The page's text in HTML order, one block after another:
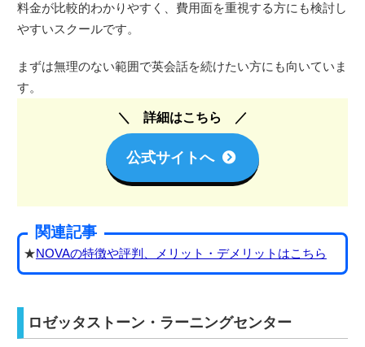
料金が比較的わかりやすく、費用面を重視する方にも検討し
やすいスクールです。
まずは無理のない範囲で英会話を続けたい方にも向いていま
す。
詳細はこちら
公式サイトへ
関連記事
★NOVAの特徴や評判、メリット・デメリットはこちら
ロゼッタストーン・ラーニングセンター